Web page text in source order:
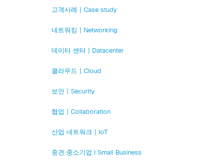
고객사례 | Case study
네트워킹 | Networking
데이터 센터 | Datacenter
클라우드 | Cloud
보안 | Security
협업 | Collaboration
산업 네트워크 | IoT
중견·중소기업 l Small Business